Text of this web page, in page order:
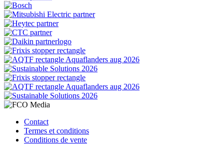
Contact
Termes et conditions
Conditions de vente